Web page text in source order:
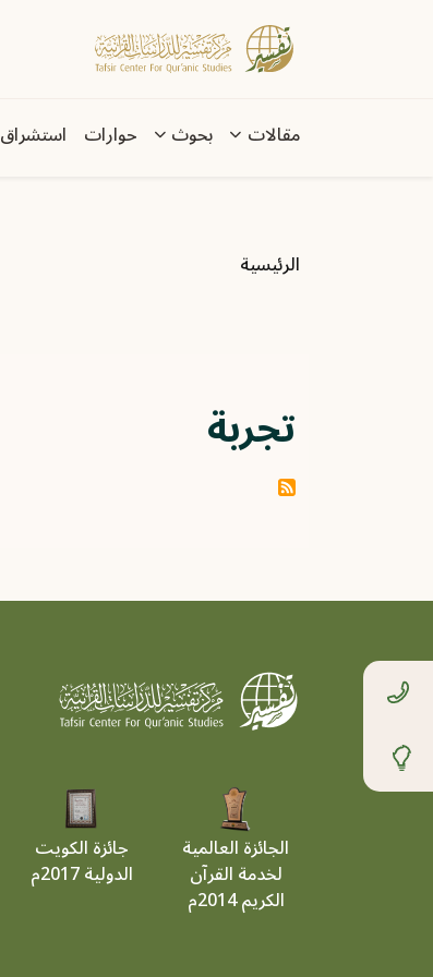
تجاوز إلى المحتوى الرئيسي
Main navigation
مقالات بحوث حوارات استشراق
مسار التنقل
الرئيسية
تجربة
الجائزة العالمية
لخدمة القرآن
الكريم 2014م
جائزة الكويت
الدولية 2017م